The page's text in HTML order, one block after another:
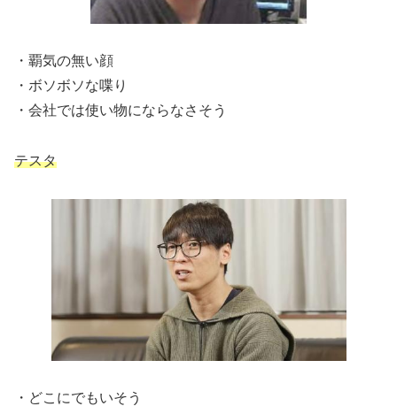
・覇気の無い顔
・ボソボソな喋り
・会社では使い物にならなさそう
テスタ
・どこにでもいそう